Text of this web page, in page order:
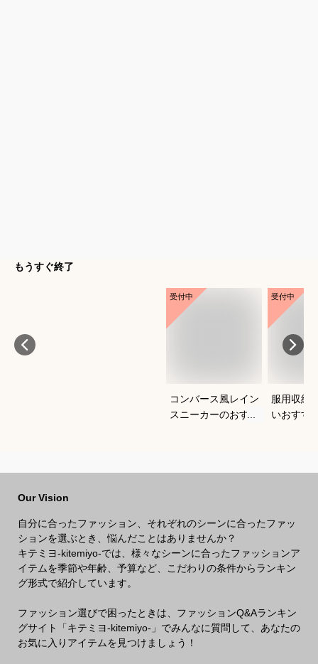
もうすぐ終了
受付中
コンバース風レイン
スニーカーのおすす
受付中
服用収納
いおすす
Our Vision
自分に合ったファッション、それぞれのシーンに合ったファッ
ションを選ぶとき、悩んだことはありませんか？
キテミヨ-kitemiyo-では、様々なシーンに合ったファッションア
イテムを季節や年齢、予算など、こだわりの条件からランキン
グ形式で紹介しています。
ファッション選びで困ったときは、ファッションQ&Aランキン
グサイト「キテミヨ-kitemiyo-」でみんなに質問して、あなたの
お気に入りアイテムを見つけましょう！